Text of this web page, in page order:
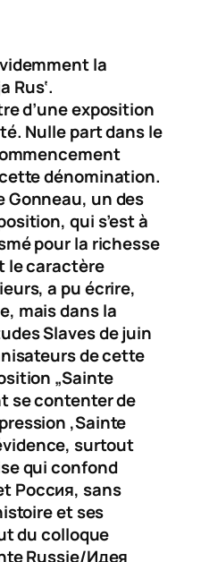
la
Rus‘.
d’une exposition
Nulle part dans le
dénomination.
Gonneau, un des
qui s’est à
pour la richesse
le caractère
a pu écrire,
mais dans la
Slavesde juin
de cette
„Sainte
se contenter de
‚Sainte
surtout
qui confond
Россия, sans
et ses
du colloque
Russie/Идея